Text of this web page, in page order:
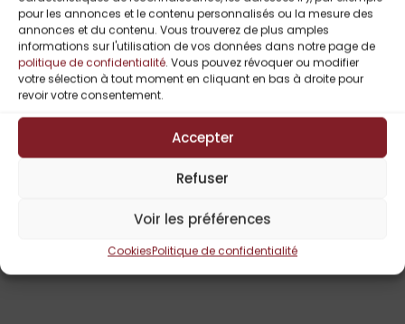
pour les annonces et le contenu personnalisés ou la mesure des
annonces et du contenu. Vous trouverez de plus amples
informations sur l'utilisation de vos données dans notre page de
politique de confidentialité. Vous pouvez révoquer ou modifier
votre sélection à tout moment en cliquant en bas à droite pour
revoir votre consentement.
Accepter
Refuser
Voir les préférences
CookiesPolitique de confidentialité
Opium De C.N.
FERRY
C.N Ferry
1,99€
Découvrez nos Auteurs !